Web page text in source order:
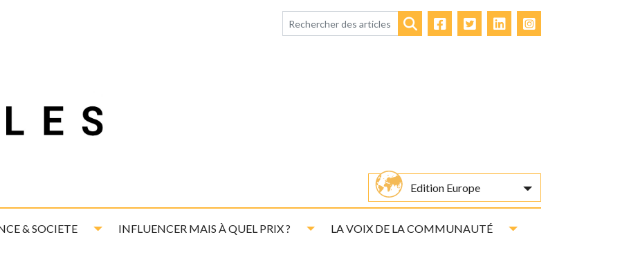
& SOCIETE Toggle Dropdown
INFLUENCER MAIS À QUEL PRIX ? Toggle Dropdown
LA VOIX DE LA COMMUNAUTÉ Toggle Dropdown
FacebookTwitterLinkedIn
Edition Europe